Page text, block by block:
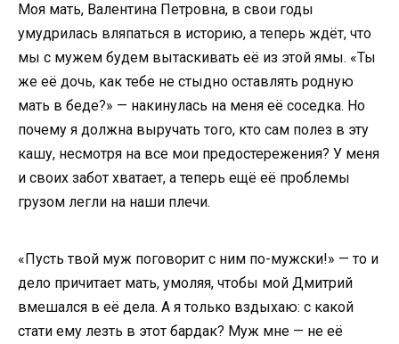
Моя мать, Валентина Петровна, в свои годы
умудрилась вляпаться в историю, а теперь ждёт, что
мы с мужем будем вытаскивать её из этой ямы. «Ты
же её дочь, как тебе не стыдно оставлять родную
мать в беде?» — накинулась на меня её соседка. Но
почему я должна выручать того, кто сам полез в эту
кашу, несмотря на все мои предостережения? У меня
и своих забот хватает, а теперь ещё её проблемы
грузом легли на наши плечи.
«Пусть твой муж поговорит с ним по-мужски!» — то и
дело причитает мать, умоляя, чтобы мой Дмитрий
вмешался в её дела. А я только вздыхаю: с какой
стати ему лезть в этот бардак? Муж мне — не её